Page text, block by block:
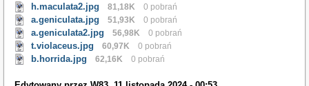
h.maculata2.jpg 81,18K 0 pobrań
a.geniculata.jpg 51,93K 0 pobrań
a.geniculata2.jpg 56,98K 0 pobrań
t.violaceus.jpg 60,97K 0 pobrań
b.horrida.jpg 62,16K 0 pobrań